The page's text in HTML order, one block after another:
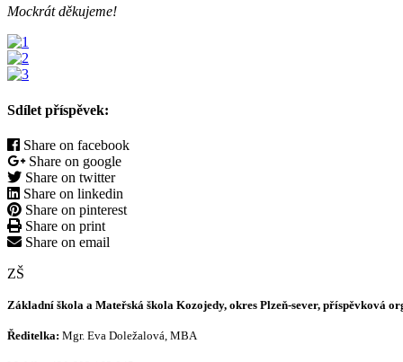
Mockrát děkujeme!
Sdílet příspěvek:
Share on facebook
Share on google
Share on twitter
Share on linkedin
Share on pinterest
Share on print
Share on email
ZŠ
Základní škola a Mateřská škola Kozojedy, okres Plzeň-sever, příspěvková
Ředitelka: Mgr. Eva Doležalová, MBA